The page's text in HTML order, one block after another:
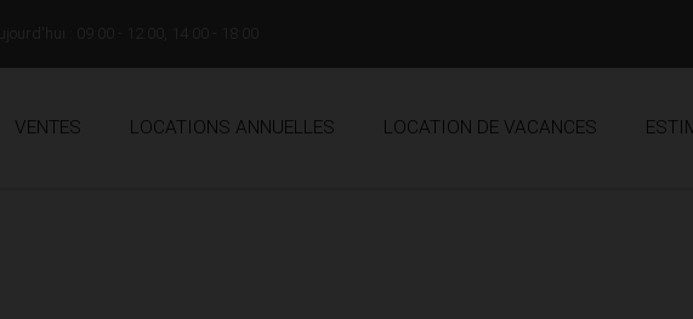
VENTES LOCATIONS ANNUELLES LOCATION DE VACANCES